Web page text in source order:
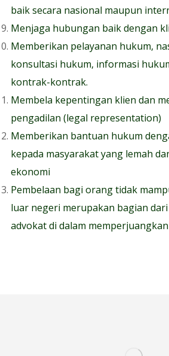
baik secara nasional maupun
Menjaga hubungan baik dengan
Memberikan pelayanan hukum,
konsultasi hukum, informasi
kontrak-kontrak.
Membela kepentingan klien dan
pengadilan (legal representation)
Memberikan bantuan hukum
kepada masyarakat yang lemah
ekonomi
Pembelaan bagi orang tidak
luar negeri merupakan bagian
advokat di dalam